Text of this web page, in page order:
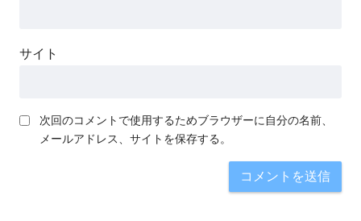
サイト
次回のコメントで使用するためブラウザーに自分の名前、
メールアドレス、サイトを保存する。